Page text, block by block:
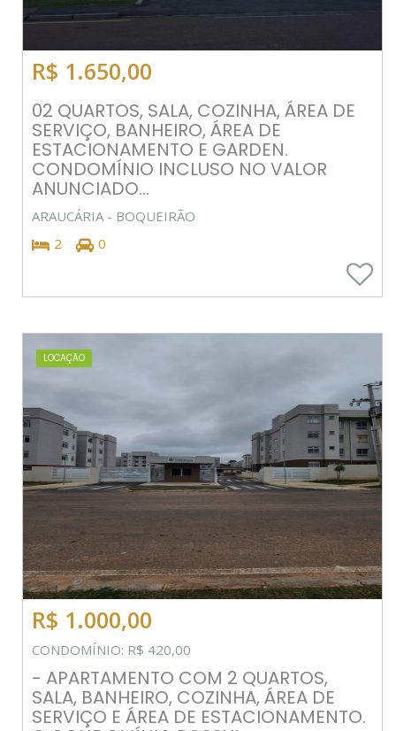
R$ 1.650,00
02 QUARTOS, SALA, COZINHA, ÁREA DE
SERVIÇO, BANHEIRO, ÁREA DE
ESTACIONAMENTO E GARDEN.
CONDOMÍNIO INCLUSO NO VALOR
ANUNCIADO...
ARAUCÁRIA - BOQUEIRÃO
2
0
LOCAÇÃO
R$ 1.000,00
CONDOMÍNIO: R$ 420,00
- APARTAMENTO COM 2 QUARTOS,
SALA, BANHEIRO, COZINHA, ÁREA DE
SERVIÇO E ÁREA DE ESTACIONAMENTO.